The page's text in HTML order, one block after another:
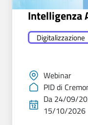
Intelligenza
Digitalizzazione
Webinar
PID di
Da 24/09/
15/10/2026